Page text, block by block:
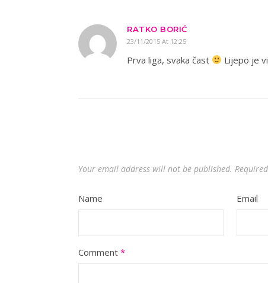
RATKO BORIĆ
23/11/2015 At 12:25
Prva liga, svaka čast Lijepo je
Your email address will not be published.
Name Email
Comment *